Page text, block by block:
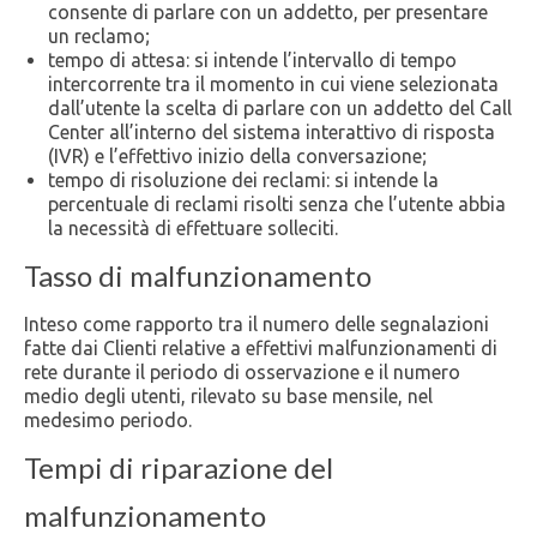
consente di parlare con un addetto, per presentare
un reclamo;
tempo di attesa: si intende l’intervallo di tempo
intercorrente tra il momento in cui viene selezionata
dall’utente la scelta di parlare con un addetto del Call
Center all’interno del sistema interattivo di risposta
(IVR) e l’effettivo inizio della conversazione;
tempo di risoluzione dei reclami: si intende la
percentuale di reclami risolti senza che l’utente abbia
la necessità di effettuare solleciti.
Tasso di malfunzionamento
Inteso come rapporto tra il numero delle segnalazioni
fatte dai Clienti relative a effettivi malfunzionamenti di
rete durante il periodo di osservazione e il numero
medio degli utenti, rilevato su base mensile, nel
medesimo periodo.
Tempi di riparazione del
malfunzionamento